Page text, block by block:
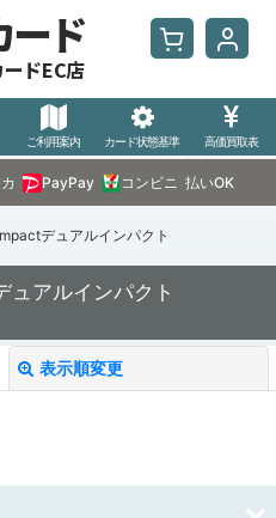
ード
ドEC店
ご利用案内 カード状態基準 高価買取表
PayPay コンビニ 払いOK
デュアルインパクト
アルインパクト
表示順変更